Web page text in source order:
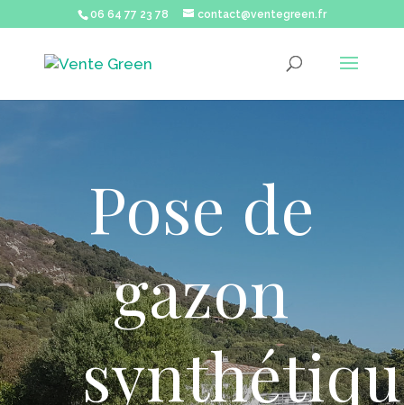
06 64 77 23 78 contact@ventegreen.fr
Pose de
gazon